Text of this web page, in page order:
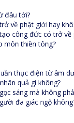
đâu tới?
về phật giới hay
công đức có trở về
môn thiền tông?
thục điện từ âm
quả gì không?
sáng mà không
đã giác ngộ